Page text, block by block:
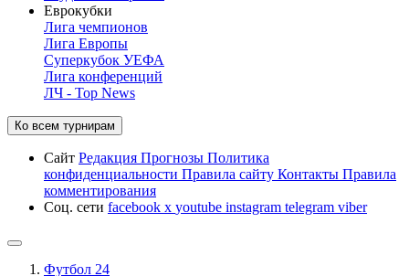
Еврокубки
Лига чемпионов
Лига Европы
Суперкубок УЕФА
Лига конференций
ЛЧ - Top News
Ко всем турнирам
Сайт Редакция Прогнозы Политика
конфиденциальности Правила сайту Контакты Правила
комментирования
Соц. сети facebook x youtube instagram telegram viber
Футбол 24